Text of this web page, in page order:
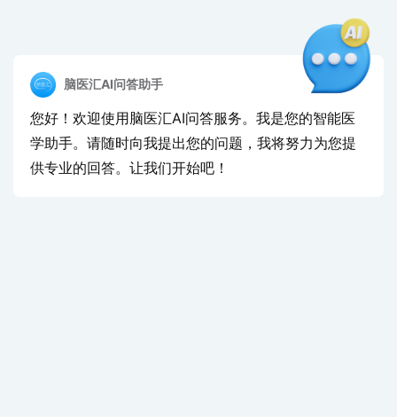
脑医汇AI问答助手
您好！欢迎使用脑医汇AI问答服务。我是您的智能医
学助手。请随时向我提出您的问题，我将努力为您提
供专业的回答。让我们开始吧！